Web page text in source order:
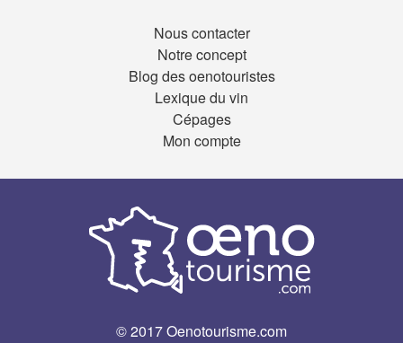
Nous contacter
Notre concept
Blog des oenotouristes
Lexique du vin
Cépages
Mon compte
© 2017 Oenotourisme.com